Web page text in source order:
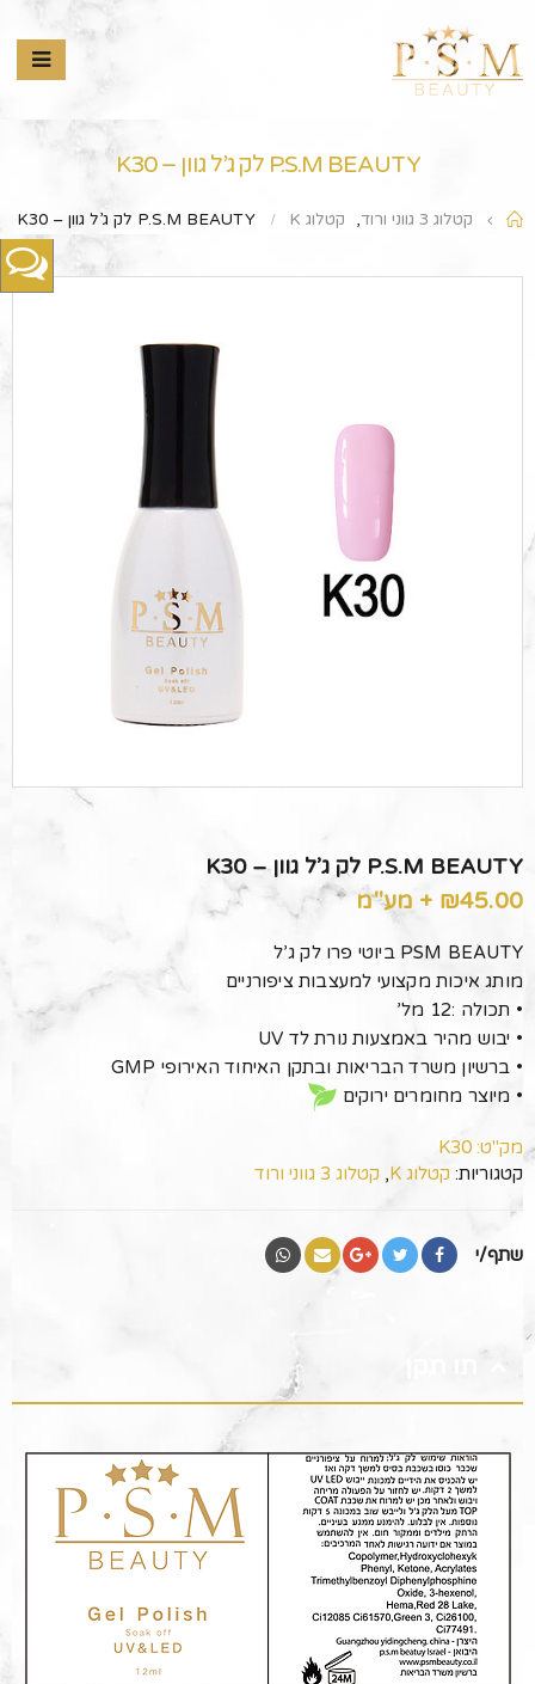
P.S.M BEAUTY לק ג’ל גוון – K30
קטלוג 3 גווני ורוד , קטלוג K P.S.M BEAUTY לק ג’ל גוון – K30
P.S.M BEAUTY לק ג’ל גוון – K30
₪45.00 + מע"מ
PSM BEAUTY ביוטי פרו לק ג’ל
מותג איכות מקצועי למעצבות ציפורניים
• תכולה :12 מל’
• יבוש מהיר באמצעות נורת לד UV
• ברשיון משרד הבריאות ובתקן האיחוד האירופי GMP
• מיוצר מחומרים ירוקים
מק"ט: K30
קטגוריות: קטלוג K , קטלוג 3 גווני ורוד
שתף/י